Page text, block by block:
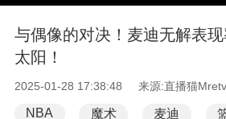
与偶像的对决！麦迪无解表
太阳！
2025-01-28 17:38:48 来源:直播猫
NBA 魔术 麦迪